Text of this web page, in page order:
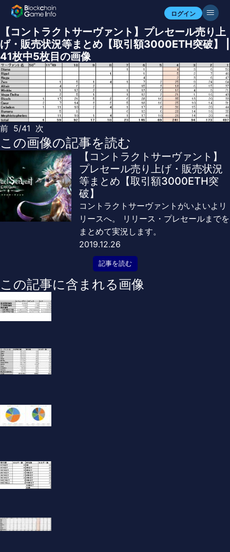
ログイン
【コントラクトサーヴァント】プレセール売り上
げ・販売状況等まとめ【取引額3000ETH突破】 |
41枚中5枚目の画像
前 5/41 次
この画像の記事を読む
【コントラクトサーヴァント】
プレセール売り上げ・販売状況
等まとめ【取引額3000ETH突
破】
コントラクトサーヴァントがいよいよリ
リースへ。 リリース・プレセールまでを
まとめて実況します。
2019.12.26
記事を読む
この記事に含まれる画像